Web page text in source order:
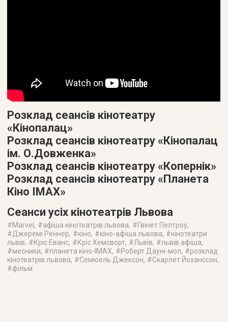
Розклад сеансів кінотеатру
«Кінопалац»
Розклад сеансів кінотеатру «Кінопалац
ім. О.Довженка»
Розклад сеансів кінотеатру «Копернік»
Розклад сеансів кінотеатру «Планета
Кіно IMAX»
Сеанси усіх кінотеатрів Львова
#Marvel, #афіша кінотеатрів львова, #Гвінет Пелтроу,
#Джеремі Реннер, #кіно, #кіно-афіша львова, #кінотеатри
львів, #Кріс Еванс, #Кріс Хемсворт, #Львів, #львів афіша,
#месники, #планета кіно-IMAX, #Роберт Дауні-мол, #розклад
кінотеатрів львова, #Семюель Джексон, #Скарлет Йоханссон,
#фільм